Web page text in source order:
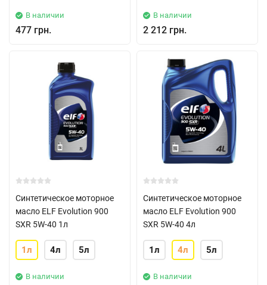
В наличии
477 грн.
В наличии
2 212 грн.
Синтетическое моторное
масло ELF Evolution 900
SXR 5W-40 1л
1л 4л 5л
В наличии
Синтетическое моторное
масло ELF Evolution 900
SXR 5W-40 4л
1л 4л 5л
В наличии